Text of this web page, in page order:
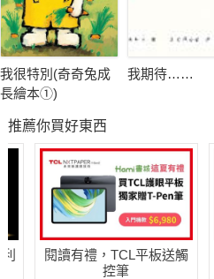
我很特別(奇奇兔成
長繪本①)
我期待……
推薦你買好東西
閱讀有禮，TCL平板送觸
控筆